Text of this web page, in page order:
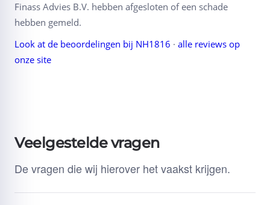
Finass Advies B.V. hebben afgesloten of een schade
hebben gemeld.
Look at de beoordelingen bij NH1816 · alle reviews op
onze site
Veelgestelde vragen
De vragen die wij hierover het vaakst krijgen.